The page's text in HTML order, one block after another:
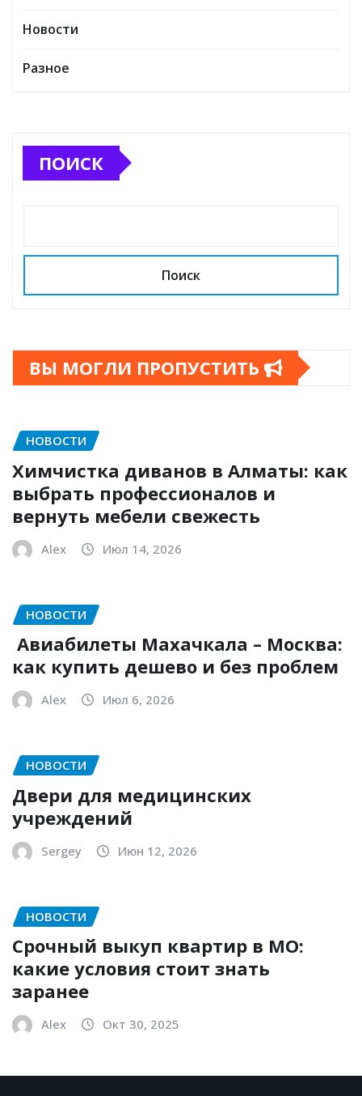
Новости
Разное
ПОИСК
Поиск
ВЫ МОГЛИ ПРОПУСТИТЬ
НОВОСТИ
Химчистка диванов в Алматы: как
выбрать профессионалов и
вернуть мебели свежесть
Alex Июл 14, 2026
НОВОСТИ
Авиабилеты Махачкала – Москва:
как купить дешево и без проблем
Alex Июл 6, 2026
НОВОСТИ
Двери для медицинских
учреждений
Sergey Июн 12, 2026
НОВОСТИ
Срочный выкуп квартир в МО:
какие условия стоит знать
заранее
Alex Окт 30, 2025